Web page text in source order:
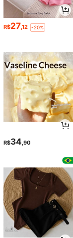
R$27,12 -20%
R$34 ,90